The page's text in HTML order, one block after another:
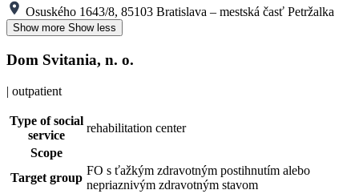
Osuského 1643/8, 85103 Bratislava – mestská časť Petržalka
Show more Show less
Dom Svitania, n. o.
| outpatient
Type of social
service
rehabilitation center
Scope
Target group
FO s ťažkým zdravotným postihnutím alebo
nepriaznivým zdravotným stavom